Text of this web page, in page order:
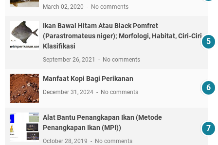
March 02, 2020 No comments
Ikan Bawal Hitam Atau Black Pomfret
(Parastromateus niger); Morfologi, Habitat, Ciri-Ciri,
Klasifikasi
September 26, 2021 No comments
Manfaat Kopi Bagi Perikanan
December 31, 2024 No comments
Alat Bantu Penangkapan Ikan (Metode
Penangkapan Ikan (MPI))
October 28, 2019 No comments